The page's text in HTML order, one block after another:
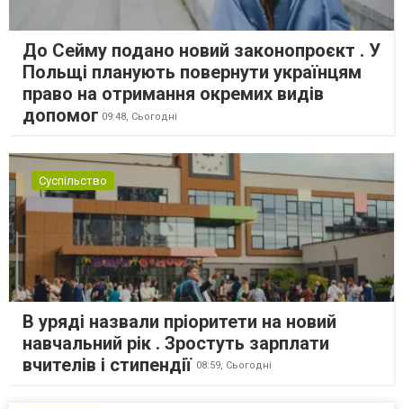
До Сейму подано новий законопроєкт . У
Польщі планують повернути українцям
право на отримання окремих видів
допомог 09:48, Сьогодні
Суспільство
В уряді назвали пріоритети на новий
навчальний рік . Зростуть зарплати
вчителів і стипендії 08:59, Сьогодні